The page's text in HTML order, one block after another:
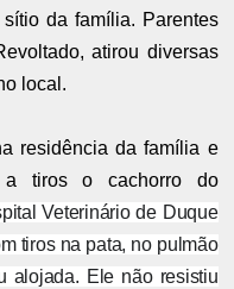
da família. Parentes
atirou diversas
local.
residência da família e
a tiros o cachorro do
Veterinário de Duque
tiros na pata, no pulmão
alojada. Ele não resistiu